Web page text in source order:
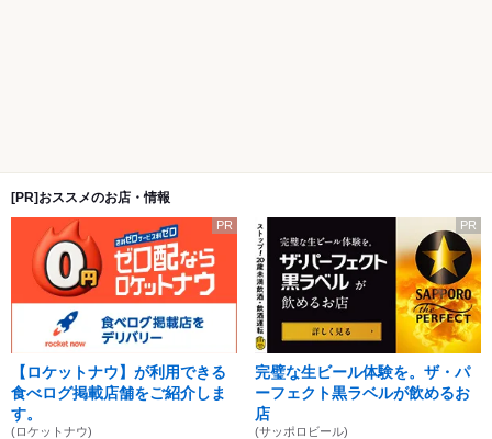
[PR]おススメのお店・情報
PR
【ロケットナウ】が利用できる
食べログ掲載店舗をご紹介しま
す。
(ロケットナウ)
PR
完璧な生ビール体験を。ザ・パ
ーフェクト黒ラベルが飲めるお
店
(サッポロビール)